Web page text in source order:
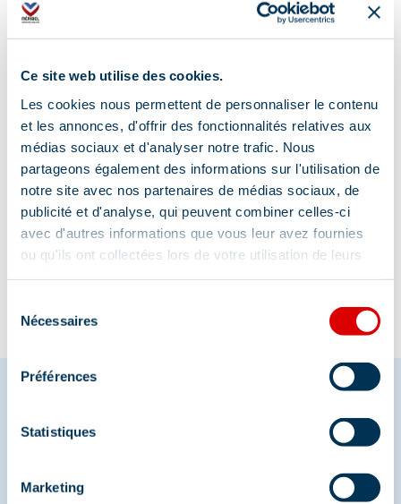
Ce site web utilise des cookies.
Les cookies nous permettent de personnaliser le contenu
et les annonces, d'offrir des fonctionnalités relatives aux
médias sociaux et d'analyser notre trafic. Nous
partageons également des informations sur l'utilisation de
notre site avec nos partenaires de médias sociaux, de
publicité et d'analyse, qui peuvent combiner celles-ci
avec d'autres informations que vous leur avez fournies
ou qu'ils ont collectées lors de votre utilisation de leurs
Nécessaires
Préférences
Statistiques
Marketing
Additional location
Les Allues shuttle bus stop
Information updated on
05/27/2026
Share your moments in